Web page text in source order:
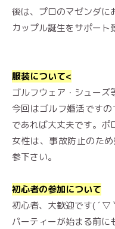
後は、プロのマゼンダに
カップル誕生をサポート
服装について<
ゴルフウェア・シューズ
今回はゴルフ婚活です
であれば大丈夫です。ポ
女性は、事故防止のた
参下さい。
初心者の参加について
初心者、大歓迎です( ´ ▽
パーティーが始まる前に